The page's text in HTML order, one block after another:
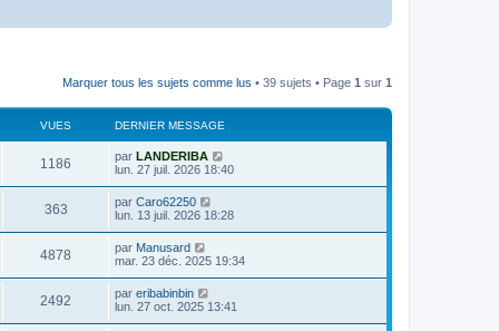
Marquer tous les sujets comme lus • 39 sujets • Page 1 sur 1
VUES DERNIER MESSAGE
1186
u
D
e
i
e
r
m
e
s
s
a
g
e
par LANDERIBA
lun. 27 juil. 2026 18:40
363V
u
s
D
e
i
e
r
m
e
s
par Caro62250
lun. 13 juil. 2026 18:28
4878
u
D
e
i
e
r
par Manusard
mar. 23 déc. 2025 19:34
2492
D
e
par eribabinbin
lun. 27 oct. 2025 13:41